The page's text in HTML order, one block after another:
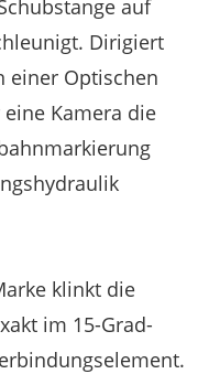
auf
Dirigiert
einer Optischen
eine Kamera die
klinkt die
im 15-Grad-